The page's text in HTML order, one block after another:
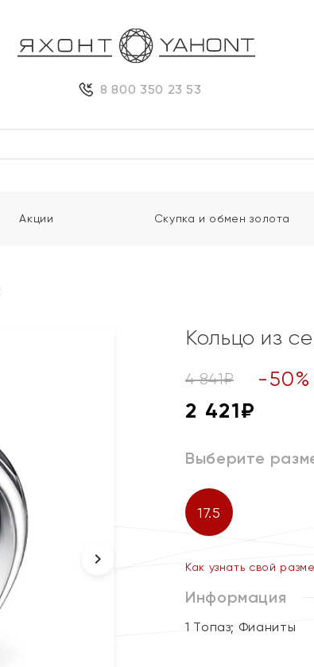
8 800 350 23 53
Акции Скупка и обмен золота
Кольцо из
4 841₽ -50%
2 421₽
Выберите
17.5
Как узнать свой
Информация
1 Топаз; Фианиты